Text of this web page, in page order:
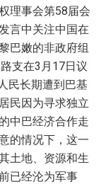
理事会第58届会
言中关注中国在
巴嫩的非政府组
支在3月17日议
民长期遭到巴基
民因为寻求独立
中巴经济合作走
的情况下，这一
土地、资源和生
已经沦为军事